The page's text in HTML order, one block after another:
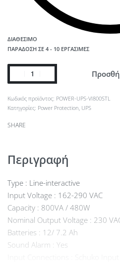
ΔΙΑΘΈΣΙΜΟ
ΠΑΡΆΔΟΣΗ ΣΕ 4 - 10 ΕΡΓΆΣΙΜΕΣ
POWER-UPS-VI800STL
Κατηγορίες: Power Protection UPS
SHARE
Περιγραφή
Type : Line-interactive
Input Voltage : 162-290 VAC
Capacity : 800VA / 480W
Nominal Output Voltage : 230
Batteries : 12/ 7.2 Ah
Sound Alarm : Yes